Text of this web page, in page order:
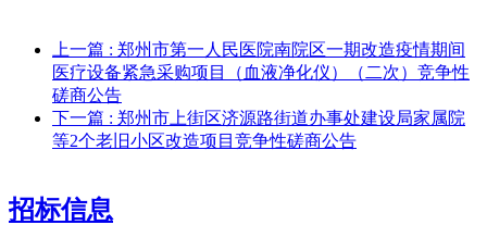
上一篇 : 郑州市第一人民医院南院区一期改造疫情期间
医疗设备紧急采购项目（血液净化仪）（二次）竞争性
磋商公告
下一篇 : 郑州市上街区济源路街道办事处建设局家属院
等2个老旧小区改造项目竞争性磋商公告
招标信息